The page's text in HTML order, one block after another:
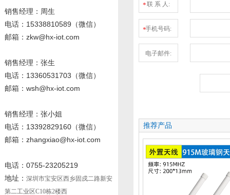
销售经理：周生
电话 ：15338810589 （微信）
邮箱：zkw@hx-iot.com
销售经理：张生
电话 ：13360531703 （微信）
邮箱：wsh@hx-iot.com
销售经理：张小姐
电话 ：13392829160 （微信）
邮箱：zhangxiao@hx-iot.com
电话：0755-23205219
地址： 深圳市宝安区西乡固戍二路新安
第二工业区C10栋2楼西
*联 系 人:
*手机号码:
电子邮件:
推荐产品